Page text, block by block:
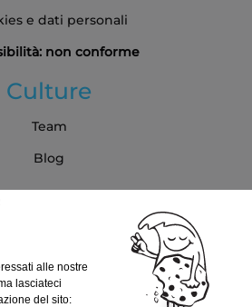
e dati personali
non conforme
Culture
Team
Blog
all'acquisto